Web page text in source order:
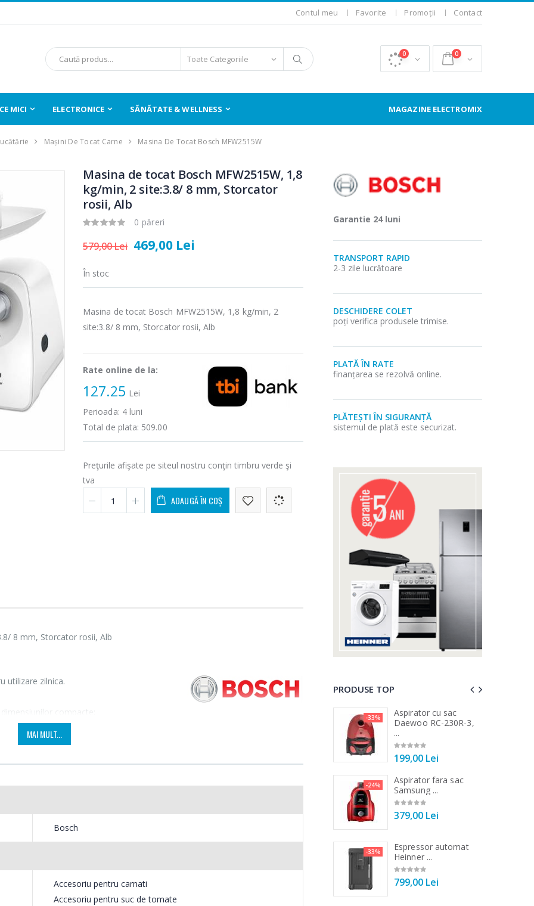
Contul meu Favorite Promoții Contact
0 0
MICI ELECTRONICE SĂNĂTATE & WELLNESS MAGAZINE ELECTROMIX
Mașini De Tocat Carne Masina De Tocat Bosch MFW2515W
Masina de tocat Bosch MFW2515W, 1,8
kg/min, 2 site:3.8/ 8 mm, Storcator
rosii, Alb
0 păreri
579,00 Lei 469,00 Lei
În stoc
Masina de tocat Bosch MFW2515W, 1,8 kg/min, 2
site:3.8/ 8 mm, Storcator rosii, Alb
Rate online de la:
127.25 Lei
Perioada: 4luni
Total de plata: 509.00
Preţurile afişate pe siteul nostru conţin timbru verde şi
tva
ADAUGĂ ÎN COȘ
8 mm, Storcator rosii, Alb
utilizare zilnica.
compacte;
MAI MULT...
Bosch
Accesoriu pentru carnati
Accesoriu pentru suc de tomate
Garantie 24 luni
TRANSPORT RAPID
2-3 zile lucrătoare
DESCHIDERE COLET
poți verifica produsele trimise.
PLATĂ ÎN RATE
finanțarea se rezolvă online.
PLĂTEȘTI ÎN SIGURANȚĂ
sistemul de plată este securizat.
PRODUSE TOP
-21%
Bosch ...
549,00 Lei
Masina de tocat carne
199,00 Lei
-33%
Heinner ...
199,00 Lei
-33%
Aspirator cu sac
Daewoo RC-230R-3,
...
199,00 Lei
-24%
Aspirator fara sac
Samsung ...
379,00 Lei
-33%
Espressor automat
Heinner ...
799,00 Lei